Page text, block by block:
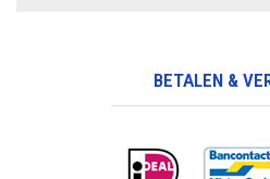
BETALEN &